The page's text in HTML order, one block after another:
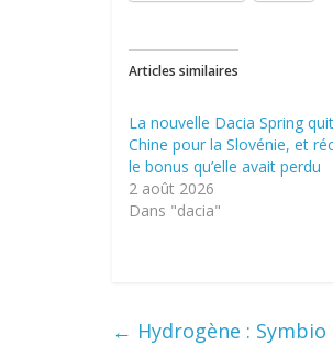
Articles similaires
La nouvelle Dacia Spring
Chine pour la Slovénie, et
le bonus qu’elle avait perdu
2 août 2026
Dans "dacia"
← Hydrogène :